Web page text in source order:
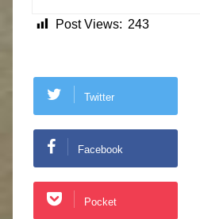
Post Views: 243
Twitter
Facebook
Pocket